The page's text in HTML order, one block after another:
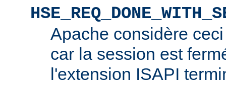
Apache considère
car la session est
l'extension ISAPI